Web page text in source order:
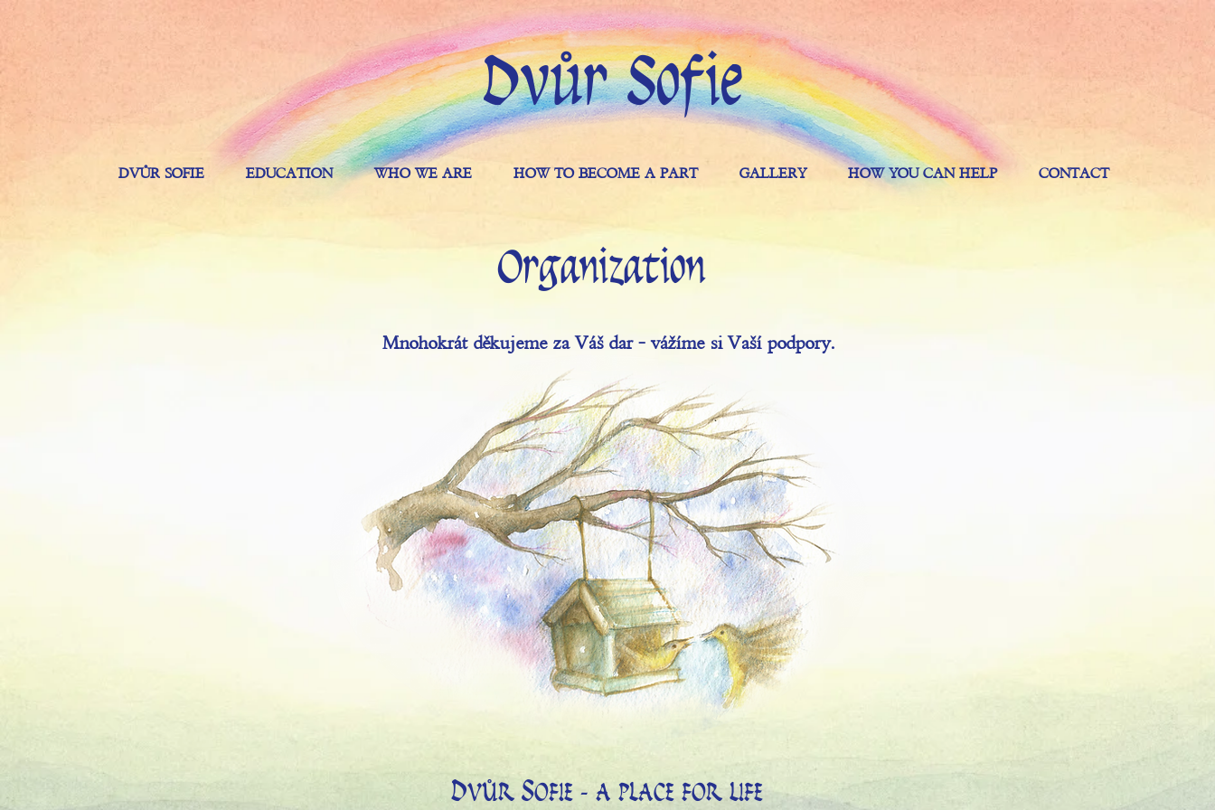
Dvůr Sofie
DVŮR SOFIE EDUCATION WHO WE ARE HOW TO BECOME A PART GALLERY HOW YOU CAN HELP CONTACT
Organization
Mnohokrát děkujeme za Váš dar - vážíme si Vaší podpory.
DVŮR SOFIE - A PLACE FOR LIFE